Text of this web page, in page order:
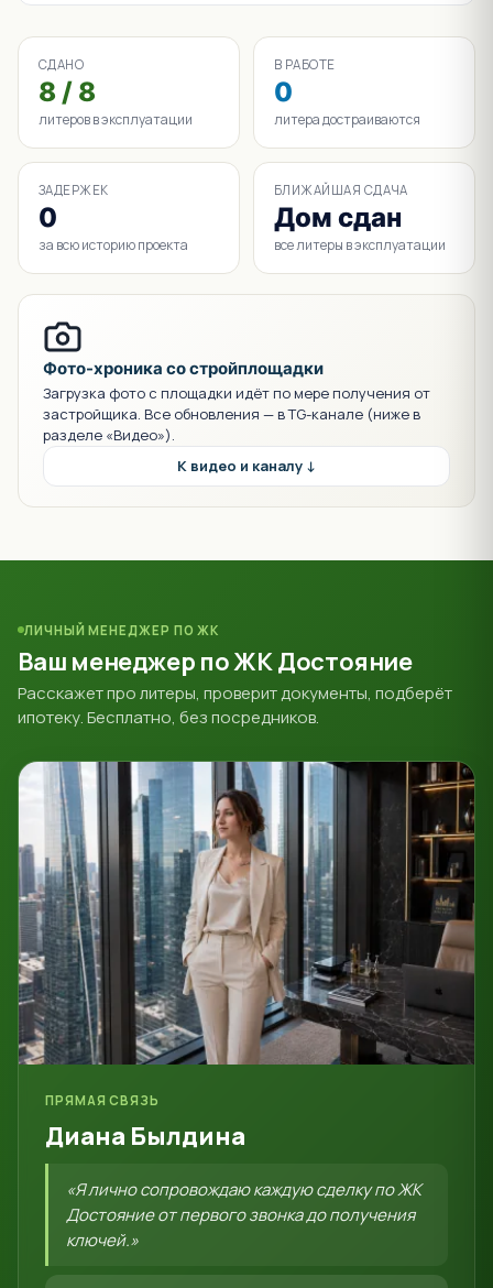
СДАНО
8 / 8
литеров в эксплуатации
В РАБОТЕ
0
литера достраиваются
ЗАДЕРЖЕК
0
за всю историю проекта
БЛИЖАЙШАЯ СДАЧА
Дом сдан
все литеры в эксплуатации
Фото-хроника со стройплощадки
Загрузка фото с площадки идёт по мере получения от
застройщика. Все обновления — в TG-канале (ниже в
разделе «Видео»).
К видео и каналу ↓
ЛИЧНЫЙ МЕНЕДЖЕР ПО ЖК
Ваш менеджер по ЖК Достояние
Расскажет про литеры, проверит документы, подберёт
ипотеку. Бесплатно, без посредников.
ПРЯМАЯ СВЯЗЬ
Диана Былдина
«Я лично сопровождаю каждую сделку по ЖК
Достояние от первого звонка до получения
ключей.»